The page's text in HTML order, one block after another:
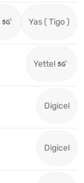
Yas ( Tigo )
Yettel
Digicel
Digicel